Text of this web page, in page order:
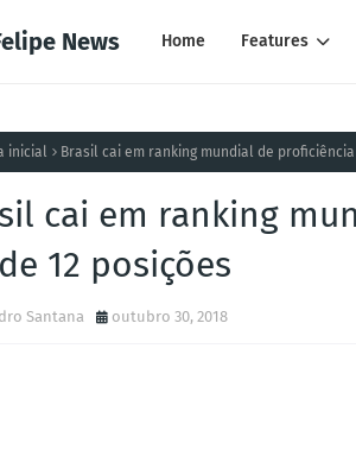
News Home Features
inicial Brasil cai em ranking mundial de
cai em ranking
12 posições
Santana outubro 30, 2018